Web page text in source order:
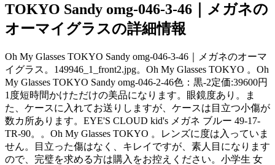
TOKYO Sandy omg-046-3-46｜メガネの
オーマイグラスの詳細情報
Oh My Glasses TOKYO Sandy omg-046-3-46｜メガネのオーマ
イグラス。149946_1_front2.jpg。Oh My Glasses TOKYO 。Oh
My Glasses TOKYO Sandy omg-046-2-46色：黒-2定価:39600円
1度短時間かけただけの美品になります。眼鏡度あり。ま
た、ケースに入れてお送りしますが、ケースは目立つ小傷が
数カ所あります。EYE'S CLOUD kid's メガネ ブルー 49-17-
TR-90。。Oh My Glasses TOKYO 。レンズに度は入っていま
せん。目立った傷はなく、キレイですが、素人目になります
ので、完璧を求める方は購入をお控えください。小学生 女